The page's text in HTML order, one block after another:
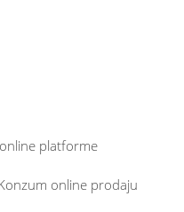
platforme
online prodaju